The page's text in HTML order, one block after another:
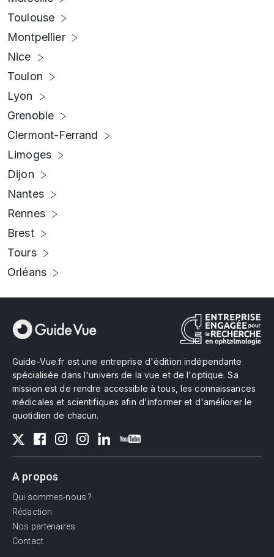
Toulouse
Montpellier
Nice
Toulon
Lyon
Grenoble
Clermont-Ferrand
Limoges
Dijon
Nantes
Rennes
Brest
Tours
Orléans
Guide-Vue.fr est une entreprise d'édition indépendante
spécialisée dans l'univers de la vue et de l'optique. Sa
mission est de rendre accessible à tous, les connaissances
médicales et scientifiques afin d'informer et d'améliorer le
quotidien de chacun.
A propos
Qui sommes-nous ?
Rédaction
Nos partenaires
Contact